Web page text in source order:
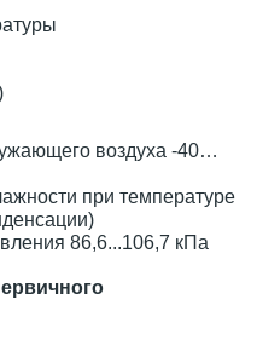
воздуха -40…
при температуре
86,6...106,7 кПа